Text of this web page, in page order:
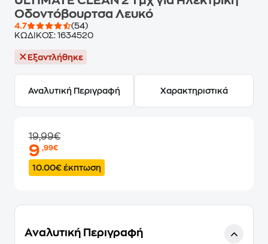
Οδοντόβουρτσα Λευκό
4.7
(54)
ΚΩΔΙΚΟΣ: 1634520
Εξαντλήθηκε
Αναλυτική Περιγραφή Χαρακτηριστικά
19,99€
9,99€
10.00€ έκπτωση
Αναλυτική Περιγραφή